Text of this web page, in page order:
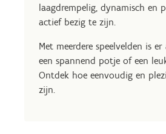
laagdrempelig, dynamisch en
actief bezig te zijn.
Met meerdere speelvelden is
een spannend potje of een
Ontdek hoe eenvoudig en
zijn.